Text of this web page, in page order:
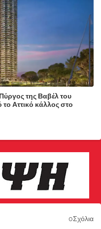
της Βαβέλ του
Αττικό κάλλος στο
0Σχόλια